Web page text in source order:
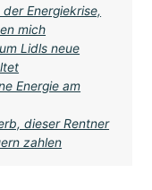
Energiekrise,
mich
Lidls neue
Energie am
dieser Rentner
zahlen